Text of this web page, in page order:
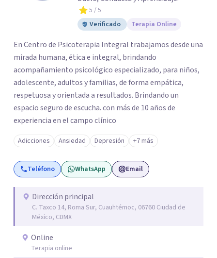
5 / 5
Verificado
Terapia Online
En Centro de Psicoterapia Integral trabajamos desde una
mirada humana, ética e integral, brindando
acompañamiento psicológico especializado, para niños,
adolescente, adultos y familias, de forma empática,
respetuosa y orientada a resultados. Brindando un
espacio seguro de escucha. con más de 10 años de
experiencia en el campo clínico
Adicciones Ansiedad Depresión +7 más
Teléfono WhatsApp Email
Dirección principal
C. Taxco 14, Roma Sur, Cuauhtémoc, 06760 Ciudad de
México, CDMX
Online
Terapia online